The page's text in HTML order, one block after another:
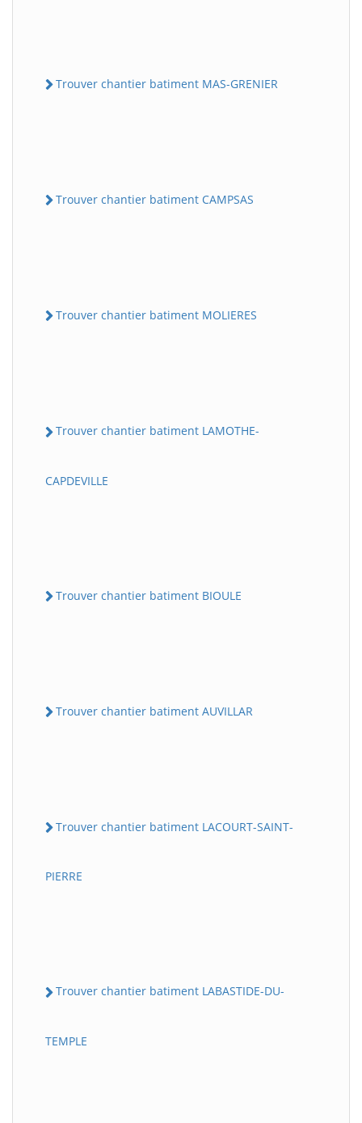
Trouver chantier batiment MAS-GRENIER
Trouver chantier batiment CAMPSAS
Trouver chantier batiment MOLIERES
Trouver chantier batiment LAMOTHE-
CAPDEVILLE
Trouver chantier batiment BIOULE
Trouver chantier batiment AUVILLAR
Trouver chantier batiment LACOURT-SAINT-
PIERRE
Trouver chantier batiment LABASTIDE-DU-
TEMPLE